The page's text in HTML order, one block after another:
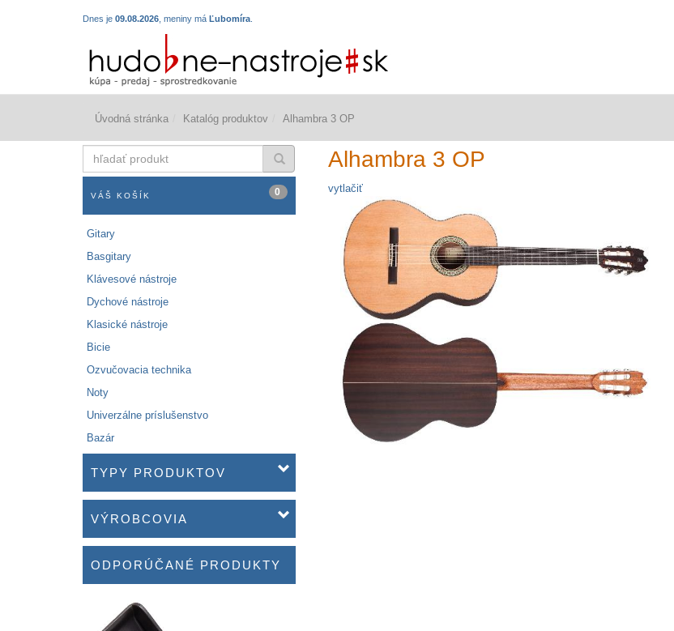
Dnes je 09.08.2026 , meniny má Ľubomíra
Úvodná stránka Katalóg produktov Alhambra 3 OP
produkt
VÁŠ KOŠÍK 0
Gitary
Basgitary
Klávesové nástroje
Dychové nástroje
Klasické nástroje
Bicie
Ozvučovacia technika
Noty
Univerzálne príslušenstvo
Bazár
TYPY PRODUKTOV
VÝROBCOVIA
ODPORÚČANÉ PRODUKTY
Alhambra 3 OP
vytlačiť